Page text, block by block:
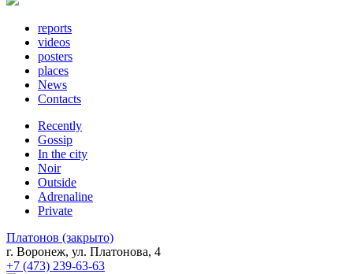
reports
videos
posters
places
News
Contacts
Recently
Gossip
In the city
Noir
Outside
Adrenaline
Private
Платонов (закрыто)
г. Воронеж, ул. Платонова, 4
+7 (473) 239-63-63